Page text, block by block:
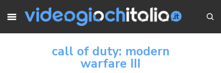
call of duty: modern
warfare III